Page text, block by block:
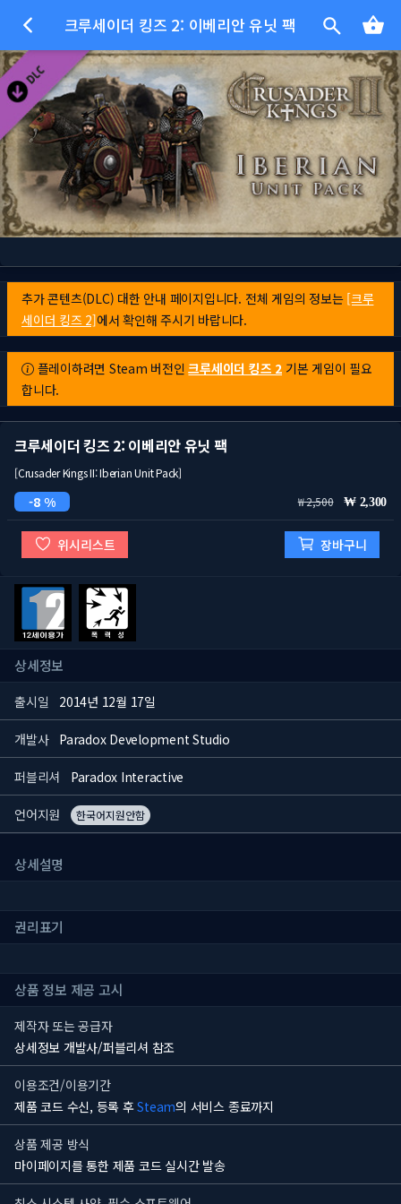
크루세이더 킹즈 2: 이베리안 유닛 팩
추가 콘텐츠(DLC) 대한 안내 페이지입니다. 전체 게임의 정보는 [크루
세이더 킹즈 2]에서 확인해 주시기 바랍니다.
플레이하려면 Steam 버전인크루세이더 킹즈 2 기본 게임이 필요
합니다.
크루세이더 킹즈 2: 이베리안 유닛 팩
[Crusader Kings II: Iberian Unit Pack]
8 % 2,500 2,300
위시리스트 장바구니
상세정보
출시일 2014년 12월 17일
개발사 Paradox Development Studio
퍼블리셔 Paradox Interactive
언어지원 한국어지원안함
상세설명
권리표기
상품 정보 제공 고시
제작자 또는 공급자
상세정보 개발사/퍼블리셔 참조
이용조건/이용기간
제품 코드 수신, 등록 후Steam의 서비스 종료까지
상품 제공 방식
마이페이지를 통한 제품 코드 실시간 발송